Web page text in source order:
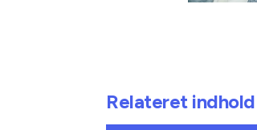
Relateret indhold